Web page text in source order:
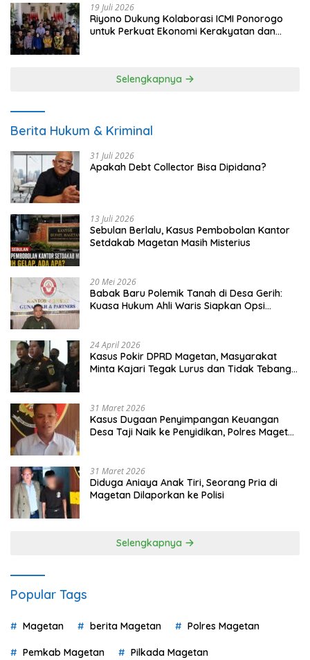
19 Juli 2026
Riyono Dukung Kolaborasi ICMI Ponorogo
untuk Perkuat Ekonomi Kerakyatan dan
Selengkapnya
Berita Hukum & Kriminal
31 Juli 2026
Apakah Debt Collector Bisa Dipidana?
13 Juli 2026
Sebulan Berlalu, Kasus Pembobolan Kantor
Setdakab Magetan Masih Misterius
20 Mei 2026
Babak Baru Polemik Tanah di Desa Gerih:
Kuasa Hukum Ahli Waris Siapkan Opsi
24 April 2026
Kasus Pokir DPRD Magetan, Masyarakat
Minta Kajari Tegak Lurus dan Tidak Tebang
31 Maret 2026
Kasus Dugaan Penyimpangan Keuangan
Desa Taji Naik ke Penyidikan, Polres Magetan
31 Maret 2026
Diduga Aniaya Anak Tiri, Seorang Pria di
Magetan Dilaporkan ke Polisi
Selengkapnya
Popular Tags
Magetan berita Magetan Polres Magetan
Pemkab Magetan Pilkada Magetan